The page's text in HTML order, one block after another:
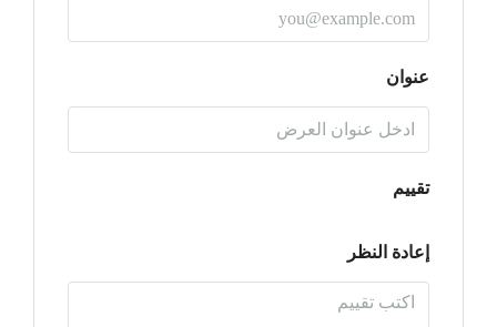
عنوان
تقييم
إعادة النظر